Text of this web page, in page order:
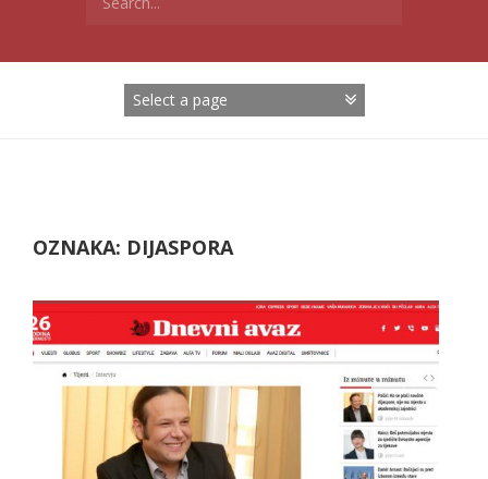
for:
OZNAKA: DIJASPORA